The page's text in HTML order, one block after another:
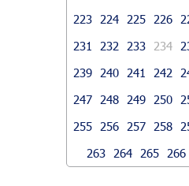
223
224 225 226
231
232 233 234
239
240 241 242
247
248 249 250
255
256 257 258
263
264 265 266